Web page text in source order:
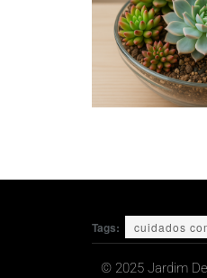
Tags: cuidados
© 2025 Jardim